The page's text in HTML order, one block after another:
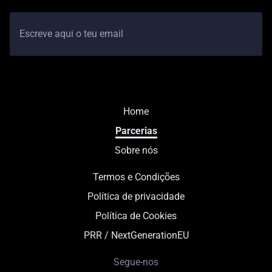
Home
Parcerias
Sobre nós
Termos e Condições
Política de privacidade
Política de Cookies
PRR / NextGenerationEU
Segue-nos